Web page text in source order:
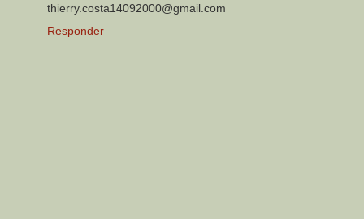
thierry.costa14092000@gmail.com
Responder